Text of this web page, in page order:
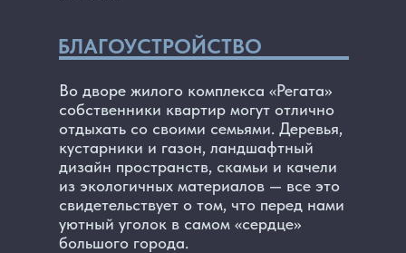
Во дворе жилого комплекса «Регата»
собственники квартир могут отлично
отдыхать со своими семьями. Деревья,
кустарники и газон, ландшафтный
дизайн пространств, скамьи и качели
из экологичных материалов — все это
свидетельствует о том, что перед нами
уютный уголок в самом «сердце»
большого города.
БЛАГОУСТРОЙСТВО